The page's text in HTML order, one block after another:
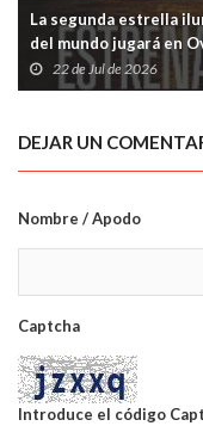
La segunda estrella
del mundo jugará en
22 de Jul de 2026
DEJAR UN
Nombre / Apodo
Captcha
Introduce el código